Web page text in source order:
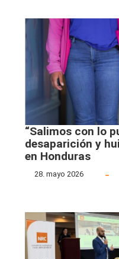
“Salimos con lo
desaparición y
en Honduras
28. mayo 2026